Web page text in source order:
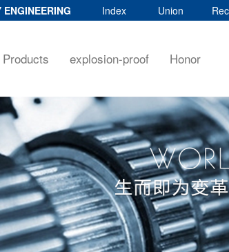
Index Union
Products explosion-proof Honor